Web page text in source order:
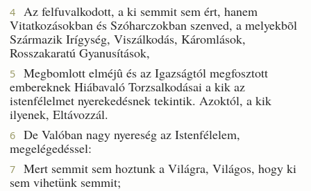
4
Az felfuvalkodott, a ki semmit sem ért, hanem
Vitatkozásokban és Szóharczokban szenved, a melyekbõl
Származik Irígység, Viszálkodás, Káromlások,
Rosszakaratú Gyanusítások,
5
Megbomlott elméjû és az Igazságtól megfosztott
embereknek Hiábavaló Torzsalkodásai a kik az
istenfélelmet nyerekedésnek tekintik. Azoktól, a kik
ilyenek, Eltávozzál.
6
De Valóban nagy nyereség az Istenfélelem,
megelégedéssel:
7
Mert semmit sem hoztunk a Világra, Világos, hogy ki
sem vihetünk semmit;